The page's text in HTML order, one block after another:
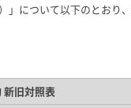
について以下のとおり
新旧対照表